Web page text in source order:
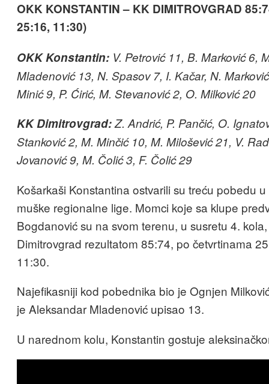
OKK KONSTANTIN – KK DIMITROVGRAD
25:16, 11:30)
OKK Konstantin: V. Petrović 11, B. Marković 6,
Mladenović 13, N. Spasov 7, I. Kačar, N.
Minić 9, P. Ćirić, M. Stevanović 2, O. Milković 20
KK Dimitrovgrad:Z. Andrić, P. Pančić, O.
Stanković 2, M. Minčić 10, M. Milošević 21, V.
Jovanović 9, M. Čolić 3, F. Čolić 29
Košarkaši Konstantina ostvarili su treću pobedu
muške regionalne lige. Momci koje sa klupe
Bogdanović su na svom terenu, u susretu 4.
Dimitrovgrad rezultatom 85:74, po četvrtinama
11:30.
Najefikasniji kod pobednika bio je Ognjen
je Aleksandar Mladenović upisao 13.
U narednom kolu, Konstantin gostuje